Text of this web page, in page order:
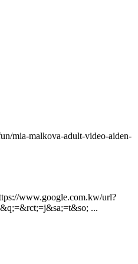
mia-malkova-adult-video-aiden-
www.google.com.kw/url?
...